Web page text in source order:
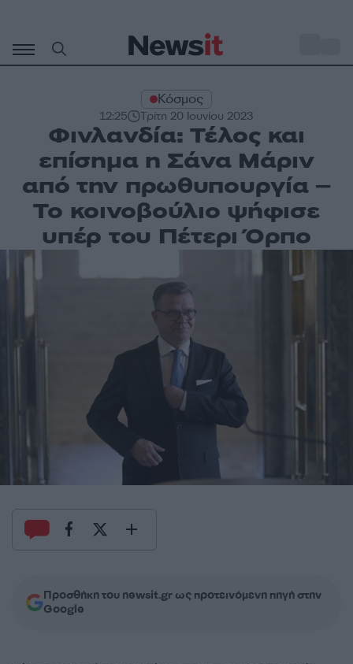
περιεχόμενο
Κόσμος
12:25 Τρίτη 20 Ιουνίου 2023
Φινλανδία: Τέλος και
επίσημα η Σάνα Μάριν
από την πρωθυπουργία –
Το κοινοβούλιο ψήφισε
υπέρ του Πέτερι Όρπο
Προσθήκη του newsit.gr ως προτεινόμενη πηγή στην
Google